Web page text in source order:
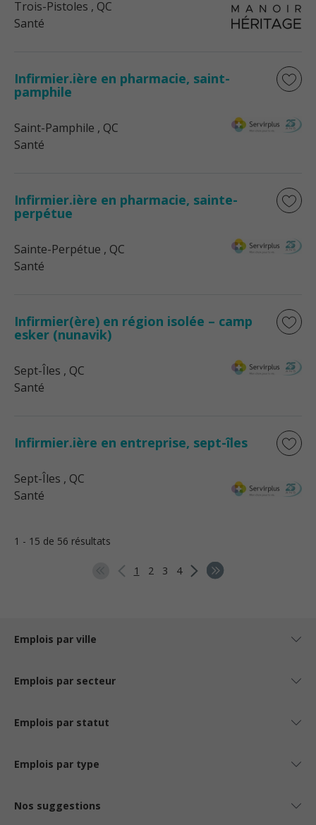
Trois-Pistoles , QC
Santé
Infirmier.ière en pharmacie, saint-
pamphile
Saint-Pamphile , QC
Santé
Infirmier.ière en pharmacie, sainte-
perpétue
Sainte-Perpétue , QC
Santé
Infirmier(ère) en région isolée – camp
esker (nunavik)
Sept-Îles , QC
Santé
Infirmier.ière en entreprise, sept-îles
Sept-Îles , QC
Santé
1 - 15 de 56 résultats
1 2 3 4
Emplois par ville
Emplois par secteur
Emplois par statut
Emplois par type
Nos suggestions